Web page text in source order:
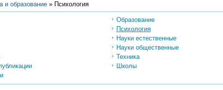
и образование » Психология
Образование
Психология
Науки естественные
Науки общественные
Техника
Школы